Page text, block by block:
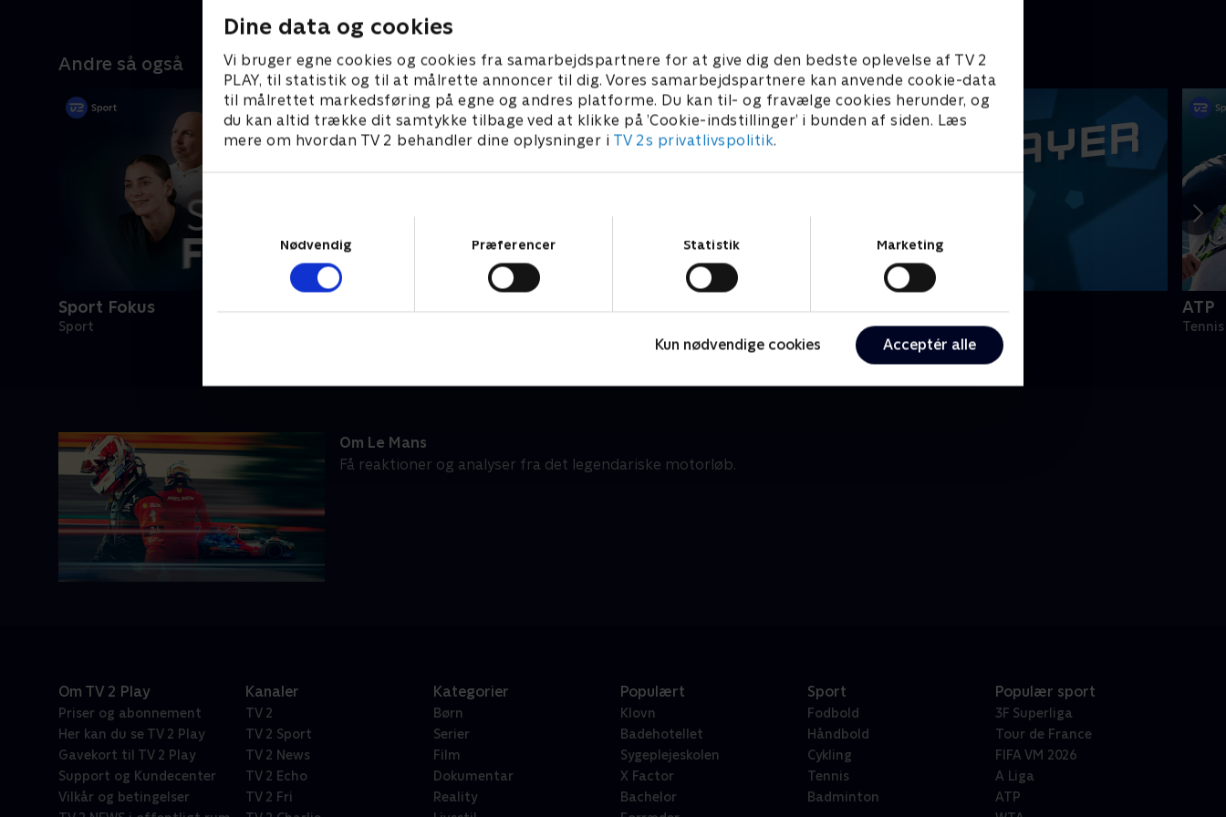
Dine data og cookies
Vi bruger egne cookies og cookies fra samarbejdspartnere for at give dig den bedste oplevelse af TV 2
PLAY, til statistik og til at målrette annoncer til dig. Vores samarbejdspartnere kan anvende cookie-data
til målrettet markedsføring på egne og andres platforme. Du kan til- og fravælge cookies herunder, og
du kan altid trække dit samtykke tilbage ved at klikke på ’Cookie-indstillinger’ i bunden af siden. Læs
mere om hvordan TV 2 behandler dine oplysninger i TV 2s privatlivspolitik.
Nødvendig
Præferencer Statistik Marketing
Kun nødvendige cookies Acceptér alle
Andre så også
Sport Fokus
Sport
ATP
Tennis
Om Le Mans
Få reaktioner og analyser fra det legendariske motorløb.
Om TV 2 Play
Priser og abonnement
Her kan du se TV 2 Play
Gavekort til TV 2 Play
Support og Kundecenter
Vilkår og betingelser
Kanaler
TV 2
TV 2 Sport
TV 2 News
TV 2 Echo
TV 2 Fri
Kategorier
Børn
Serier
Film
Dokumentar
Reality
Populært
Klovn
Badehotellet
Sygeplejeskolen
X Factor
Bachelor
Sport
Fodbold
Håndbold
Cykling
Tennis
Badminton
Populær sport
3F Superliga
Tour de France
FIFA VM 2026
A Liga
ATP